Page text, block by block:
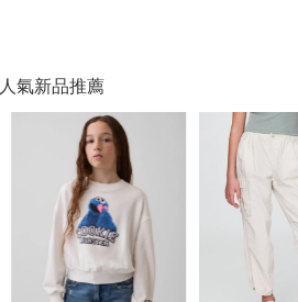
人氣新品推薦